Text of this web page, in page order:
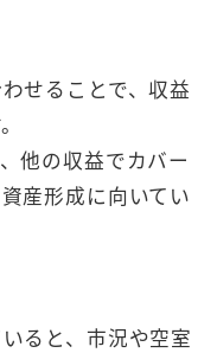
せることで、収益
他の収益でカバー
産形成に向いてい
ると、市況や空室